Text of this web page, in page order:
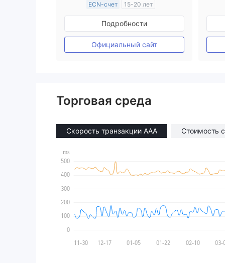
ECN-счет
15-20 лет
Регулирование в Австралия
Маркет-Мейкинг (MM)
Основной стандарт MT4
Подробности
Официальный сайт
Торговая среда
Скорость транзакции AAA Стоимость